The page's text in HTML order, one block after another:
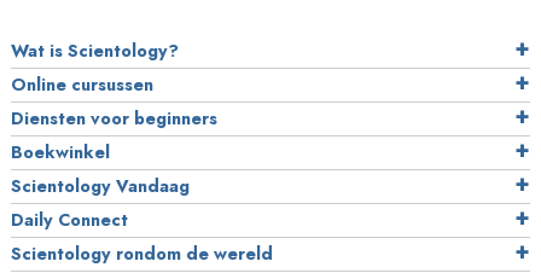
Wat is Scientology?
Online cursussen
Diensten voor beginners
Boekwinkel
Scientology Vandaag
Daily Connect
Scientology rondom de wereld